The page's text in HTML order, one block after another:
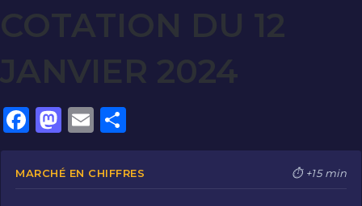
COTATION DU 12
JANVIER 2024
F
a
c
M
a
st
E
m
ai
ar
ta
MARCHÉ EN CHIFFRES ⏱ +15 min